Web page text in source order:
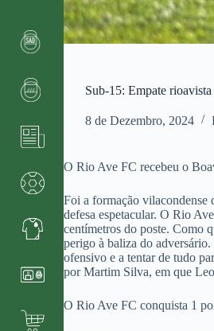
Sub-15: Empate
8 de Dezembro, 2024
O Rio Ave FC recebeu o
Foi a formação vilacondense
defesa espetacular. O Rio
centímetros do poste. Como
perigo à baliza do
ofensivo e a tentar de tudo
por Martim Silva, em que
O Rio Ave FC conquista 1